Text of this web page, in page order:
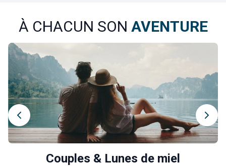
À CHACUN SON AVENTURE
Couples & Lunes de miel